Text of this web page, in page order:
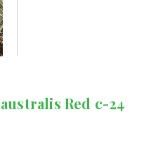
australis Red c-24